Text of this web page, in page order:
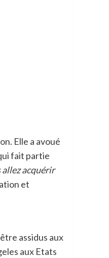
Elle a avoué
fait partie
allez acquérir
et
assidus aux
aux Etats